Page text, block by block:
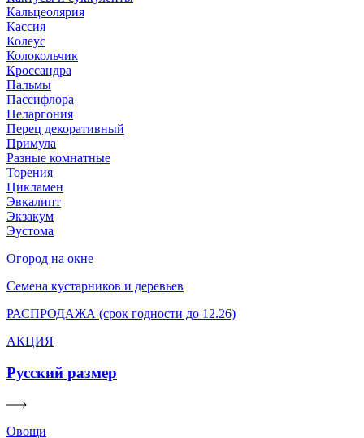
Кальцеолярия
Кассия
Колеус
Колокольчик
Кроссандра
Пальмы
Пассифлора
Пеларгония
Перец декоративный
Примула
Разные комнатные
Торения
Цикламен
Эвкалипт
Экзакум
Эустома
Огород на окне
Семена кустарников и деревьев
РАСПРОДАЖА (срок годности до 12.26)
АКЦИЯ
Русский размер
Овощи